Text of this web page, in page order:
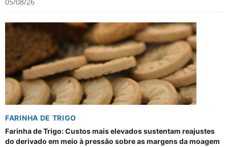
FARINHA DE TRIGO
Farinha de Trigo: Custos mais elevados sustentam reajustes
do derivado em meio à pressão sobre as margens da moagem